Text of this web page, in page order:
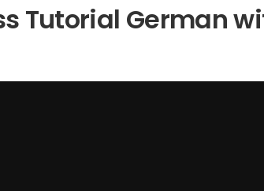
Tutorial German